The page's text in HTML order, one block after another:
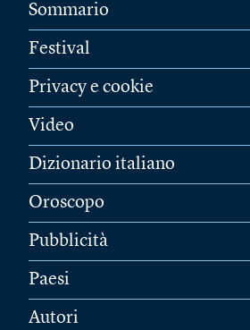
Sommario
Festival
Privacy e cookie
Video
Dizionario italiano
Oroscopo
Pubblicità
Paesi
Autori